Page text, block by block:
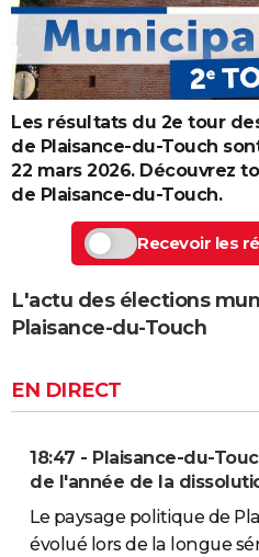
Les résultats du 2e tour
de Plaisance-du-Touch
22 mars 2026. Découvrez
de Plaisance-du-Touch.
Recevoir les
L'actu des élections
Plaisance-du-Touch
EN DIRECT
18:47 - Plaisance-du-
de l'année de la
Le paysage politique de
évolué lors de la longue